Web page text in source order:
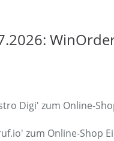
Digi' zum Online-
zum Online-Shop